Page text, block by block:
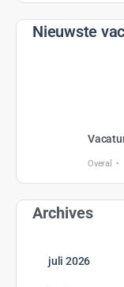
Nieuwste
Overal
Archives
juli 2026